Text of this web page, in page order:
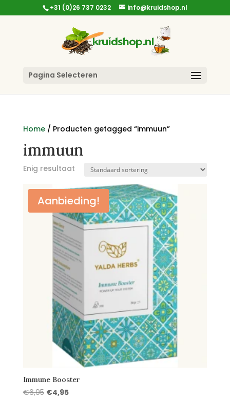
+31 (0)26 737 0232 info@kruidshop.nl
Pagina Selecteren
Home/ Producten getagged “immuun”
immuun
Enig resultaat
Aanbieding!
Immune Booster
€6,95 Oorspronkelijke
€4,95Huidige